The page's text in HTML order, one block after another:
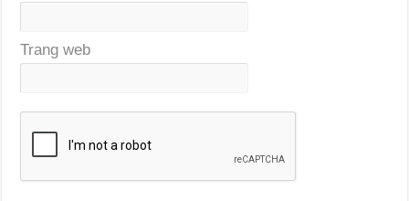
Trang web